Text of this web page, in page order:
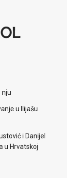
nju
u Ilijašu
i Danijel
u Hrvatskoj